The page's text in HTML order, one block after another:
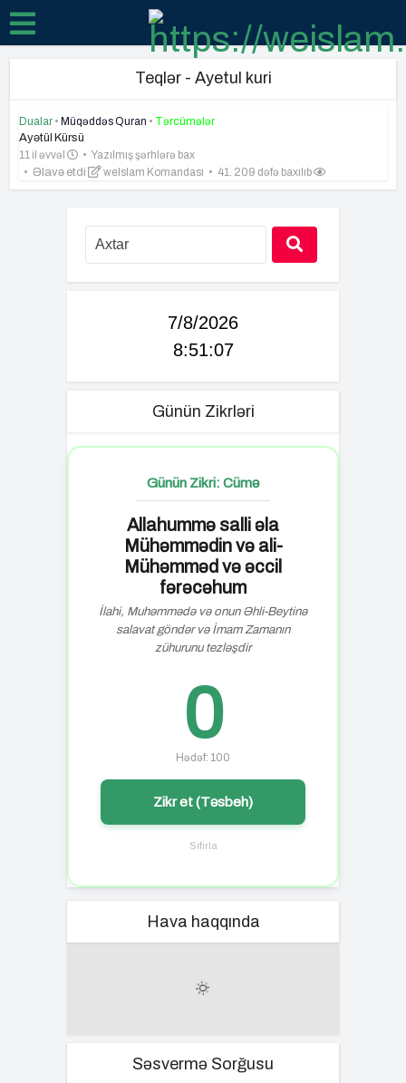
Teqlər - Ayetul kuri
Dualar • Müqəddəs Quran • Tərcümələr
Ayətül Kürsü
11 il əvvəl
Yazılmış şərhlərə bax
Əlavə etdi
weIslam Komandası 41. 209 dəfə baxılıb
7/8/2026
8:51:08
Günün Zikrləri
Günün Zikri: Cümə
Allahummə salli əla
Mühəmmədin və ali-
Mühəmməd və əccil
fərəcəhum
İlahi, Muhəmmədə və onun Əhli-Beytinə
salavat göndər və İmam Zamanın
zühurunu tezləşdir
0
Hədəf: 100
Zikr et (Təsbeh)
Sıfırla
Hava haqqında
Səsvermə Sorğusu